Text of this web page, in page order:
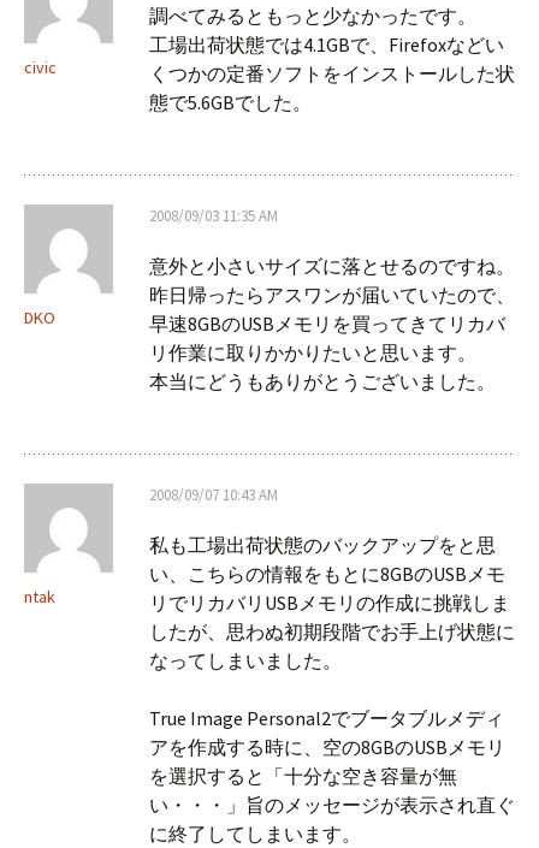
civic
調べてみるともっと少なかったです。
工場出荷状態では4.1GBで、Firefoxなどい
くつかの定番ソフトをインストールした状
態で5.6GBでした。
DKO
2008/09/03 11:35 AM
意外と小さいサイズに落とせるのですね。
昨日帰ったらアスワンが届いていたので、
早速8GBのUSBメモリを買ってきてリカバ
リ作業に取りかかりたいと思います。
本当にどうもありがとうございました。
ntak
2008/09/07 10:43 AM
私も工場出荷状態のバックアップをと思
い、こちらの情報をもとに8GBのUSBメモ
リでリカバリUSBメモリの作成に挑戦しま
したが、思わぬ初期段階でお手上げ状態に
なってしまいました。
True Image Personal2でブータブルメディ
アを作成する時に、空の8GBのUSBメモリ
を選択すると「十分な空き容量が無
い・・・」旨のメッセージが表示され直ぐ
に終了してしまいます。